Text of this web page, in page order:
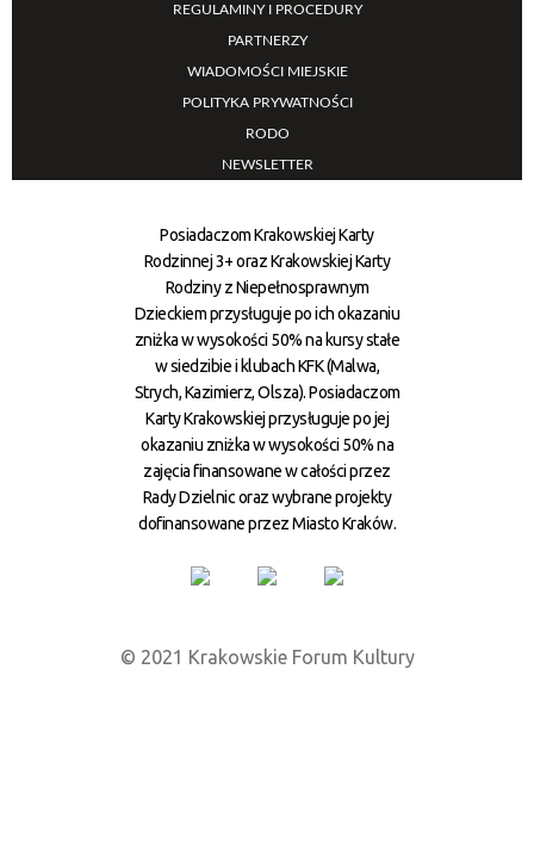
REGULAMINY I PROCEDURY
PARTNERZY
WIADOMOŚCI MIEJSKIE
POLITYKA PRYWATNOŚCI
RODO
NEWSLETTER
Posiadaczom Krakowskiej Karty
Rodzinnej 3+ oraz Krakowskiej Karty
Rodziny z Niepełnosprawnym
Dzieckiem przysługuje po ich okazaniu
zniżka w wysokości 50% na kursy stałe
w siedzibie i klubach KFK (Malwa,
Strych, Kazimierz, Olsza). Posiadaczom
Karty Krakowskiej przysługuje po jej
okazaniu zniżka w wysokości 50% na
zajęcia finansowane w całości przez
Rady Dzielnic oraz wybrane projekty
dofinansowane przez Miasto Kraków.
© 2021 Krakowskie Forum Kultury